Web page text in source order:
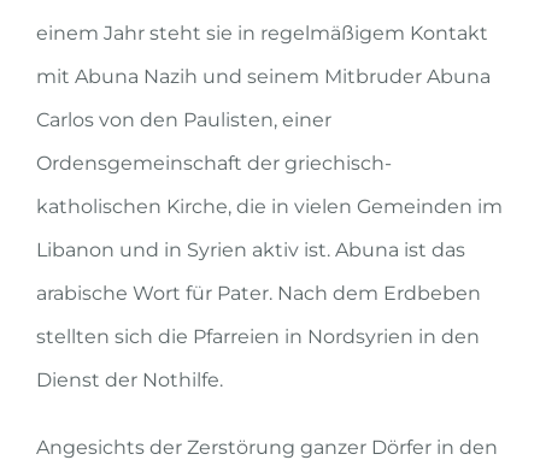
einem Jahr steht sie in regelmäßigem Kontakt
mit Abuna Nazih und seinem Mitbruder Abuna
Carlos von den Paulisten, einer
Ordensgemeinschaft der griechisch-
katholischen Kirche, die in vielen Gemeinden im
Libanon und in Syrien aktiv ist. Abuna ist das
arabische Wort für Pater. Nach dem Erdbeben
stellten sich die Pfarreien in Nordsyrien in den
Dienst der Nothilfe.
Angesichts der Zerstörung ganzer Dörfer in den